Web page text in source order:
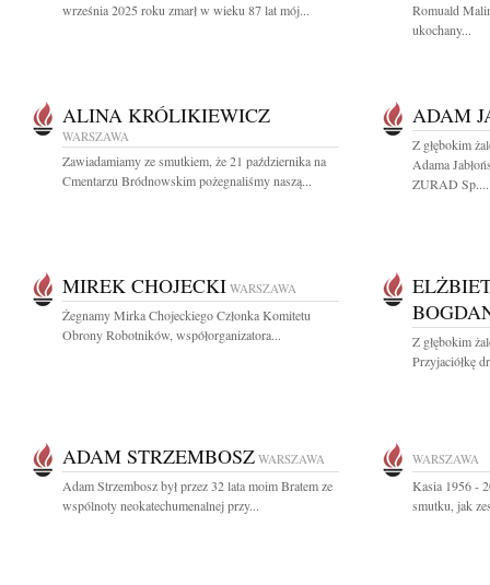
września 2025 roku zmarł w wieku 87 lat mój...
Romuald
ukochany...
ALINA KRÓLIKIEWICZ
WARSZAWA
Zawiadamiamy ze smutkiem, że 21 października na
Cmentarzu Bródnowskim pożegnaliśmy naszą...
ADAM
Z głębokim
Adama
ZURAD Sp....
MIREK CHOJECKI WARSZAWA
Żegnamy Mirka Chojeckiego Członka Komitetu
Obrony Robotników, współorganizatora...
Z głębokim
Przyjaciółkę
ADAM STRZEMBOSZ WARSZAWA
Adam Strzembosz był przez 32 lata moim Bratem ze
wspólnoty neokatechumenalnej przy...
WARSZAWA
Kasia 1956 -
smutku, jak